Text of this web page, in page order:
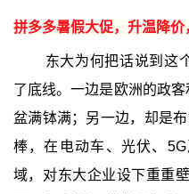
拼多多暑假大促，升温降
东大为何把话说到这
了底线。一边是欧洲的政
盆满钵满；另一边，却是
棒，在电动车、光伏、
域，对东大企业设下重重